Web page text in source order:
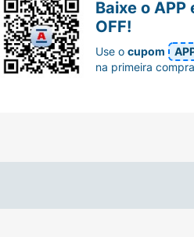
Baixe o APP
OFF!
Use ocupom
na primeira compra